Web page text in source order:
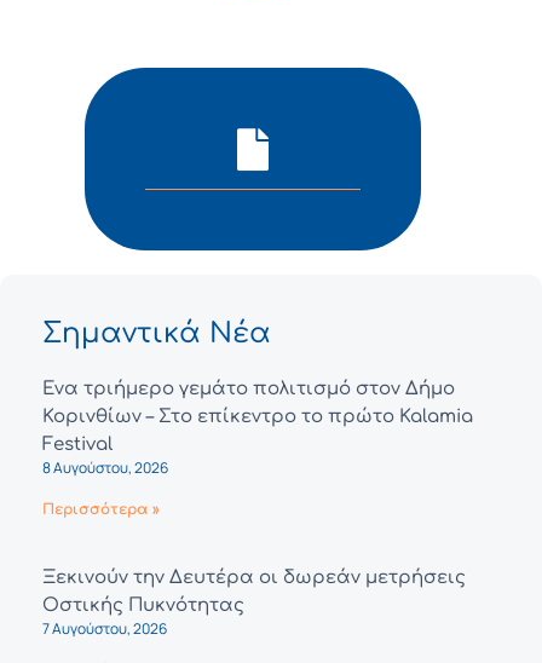
Σημαντικά Νέα
Ένα τριήμερο γεμάτο πολιτισμό στον Δήμο
Κορινθίων – Στο επίκεντρο το πρώτο Kalamia
Festival
8 Αυγούστου, 2026
Περισσότερα »
Ξεκινούν την Δευτέρα οι δωρεάν μετρήσεις
Οστικής Πυκνότητας
7 Αυγούστου, 2026